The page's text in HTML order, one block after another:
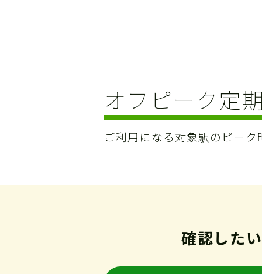
オフピーク定
ご利用になる対象駅のピー
確認した